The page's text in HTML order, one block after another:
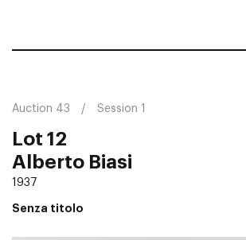
Auction 43 Session 1
Lot 12
Alberto Biasi
1937
Senza titolo